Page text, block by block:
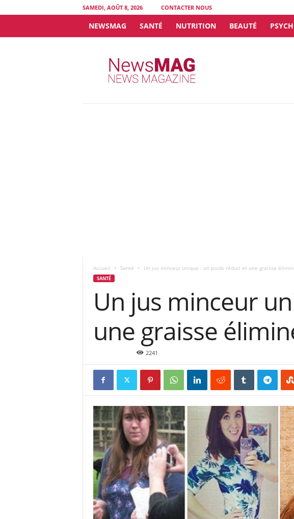
SAMEDI, AOÛT 8, 2026 CONTACTER NOUS
NEWSMAG SANTÉ NUTRITION BEAUTÉ
Accueil Santé Un jus minceur unique : un poids réduit et une graisse
SANTÉ
Un jus minceur
une graisse
2241